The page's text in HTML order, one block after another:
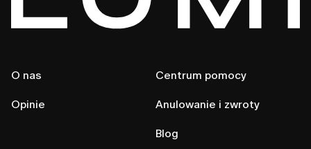
O nas
Opinie
Centrum pomocy
Anulowanie i zwroty
Blog